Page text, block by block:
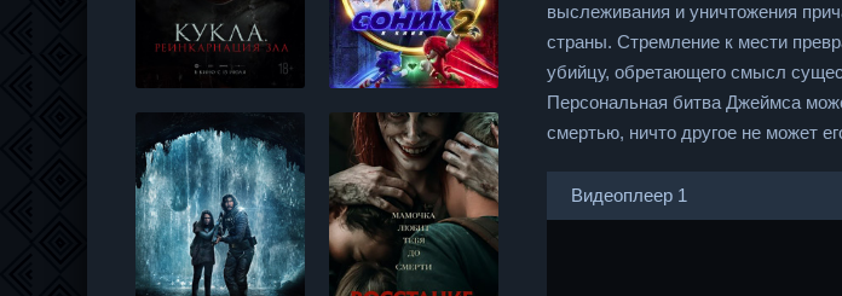
выслеживания и уничтожения
страны. Стремление к мести
убийцу, обретающего смысл
Персональная битва Джеймса
смертью, ничто другое не может
Видеоплеер 1